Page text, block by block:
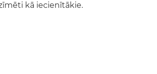
kā iecienītākie.